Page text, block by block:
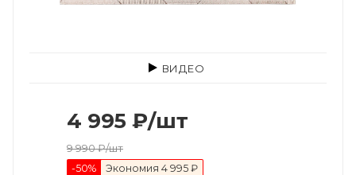
ВИДЕО
4 995 ₽/шт
9 990₽/шт
-50% Экономия 4 995 ₽